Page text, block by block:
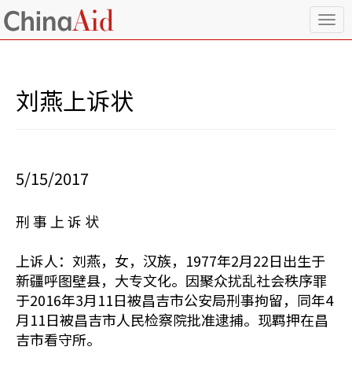
T
o
刘燕上诉状
5/15/2017
刑 事 上 诉 状
上诉人：刘燕，女，汉族，1977年2月22日出生于
新疆呼图壁县，大专文化。因聚众扰乱社会秩序罪
于2016年3月11日被昌吉市公安局刑事拘留，同年4
月11日被昌吉市人民检察院批准逮捕。现羁押在昌
吉市看守所。